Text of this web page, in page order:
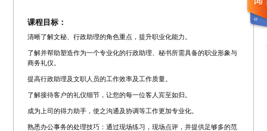
课程目标：
清晰了解文秘、行政助理的角色重点，提升职业化能力。
了解并帮助塑造作为一个专业化的行政助理、秘书所需具备的职业形象与
商务礼仪。
提高行政助理及文职人员的工作效率及工作质量。
了解接待客户的礼仪细节，让您的每一位客人宾至如归。
成为上司的得力助手，使之沟通及协调等工作更加专业化。
熟悉办公事务的处理技巧：通过现场练习，现场点评，并提供足够多的范